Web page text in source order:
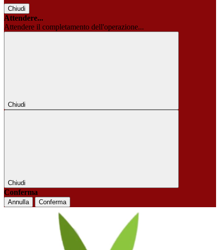
Chiudi
Attendere...
Attendere il completamento dell'operazione...
Chiudi
Chiudi
Conferma
Annulla Conferma